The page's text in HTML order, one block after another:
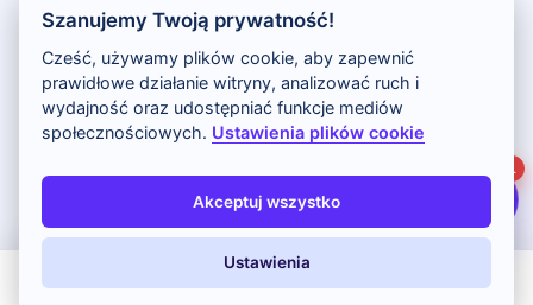
Polityka Prywatności
Wakacje w Egipcie
Rankingi hoteli
Kontakt i reklama
Polityka prywatności
Copyright (c) 2026 Odkryj Wakacje
1
Szanujemy Twoją prywatność!
Cześć, używamy plików cookie, aby zapewnić
prawidłowe działanie witryny, analizować ruch i
wydajność oraz udostępniać funkcje mediów
społecznościowych. Ustawienia plików cookie
Akceptuj wszystko
Ustawienia